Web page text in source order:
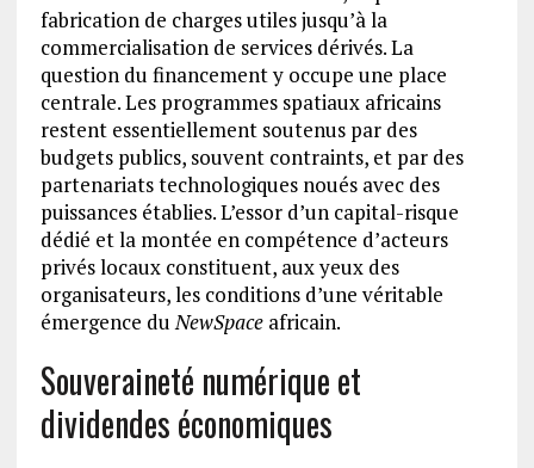
fabrication de charges utiles jusqu’à la
commercialisation de services dérivés. La
question du financement y occupe une place
centrale. Les programmes spatiaux africains
restent essentiellement soutenus par des
budgets publics, souvent contraints, et par des
partenariats technologiques noués avec des
puissances établies. L’essor d’un capital-risque
dédié et la montée en compétence d’acteurs
privés locaux constituent, aux yeux des
organisateurs, les conditions d’une véritable
émergence duNewSpaceafricain.
Souveraineté numérique et
dividendes économiques